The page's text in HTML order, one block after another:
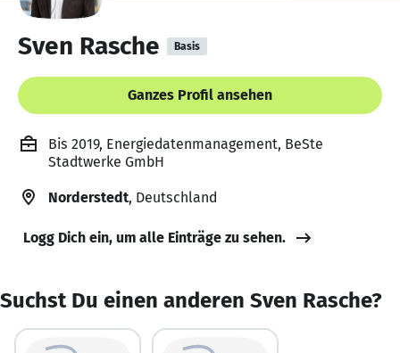
Sven Rasche Basis
Ganzes Profil ansehen
Bis 2019, Energiedatenmanagement, BeSte
Stadtwerke GmbH
Norderstedt, Deutschland
Logg Dich ein, um alle Einträge zu sehen.
Suchst Du einen anderen Sven Rasche?